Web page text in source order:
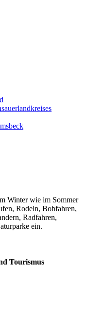
Winter wie im Sommer
Rodeln, Bobfahren,
Radfahren,
ein.
Tourismus